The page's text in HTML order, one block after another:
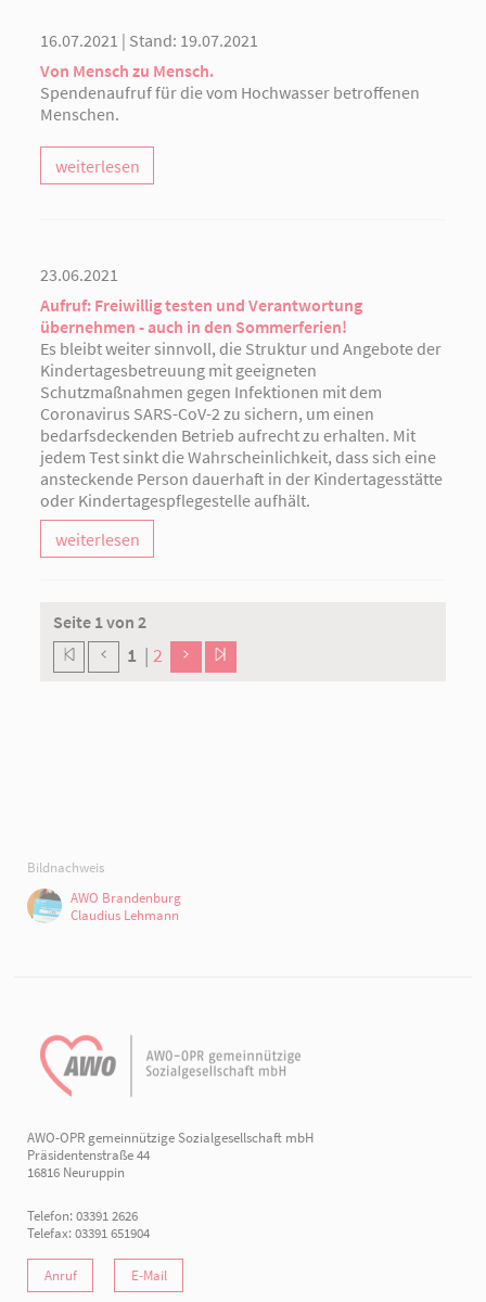
16.07.2021 | Stand: 19.07.2021
Von Mensch zu Mensch.
Spendenaufruf für die vom Hochwasser betroffenen
Menschen.
weiterlesen
23.06.2021
Aufruf: Freiwillig testen und Verantwortung
übernehmen - auch in den Sommerferien!
Es bleibt weiter sinnvoll, die Struktur und Angebote der
Kindertagesbetreuung mit geeigneten
Schutzmaßnahmen gegen Infektionen mit dem
Coronavirus SARS-CoV-2 zu sichern, um einen
bedarfsdeckenden Betrieb aufrecht zu erhalten. Mit
jedem Test sinkt die Wahrscheinlichkeit, dass sich eine
ansteckende Person dauerhaft in der Kindertagesstätte
oder Kindertagespflegestelle aufhält.
weiterlesen
Seite 1 von 2
1 |2
Bildnachweis
AWO Brandenburg
Claudius Lehmann
AWO-OPR gemeinnützige Sozialgesellschaft mbH
Präsidentenstraße 44
16816 Neuruppin
Telefon: 03391 2626
Telefax: 03391 651904
Anruf E-Mail